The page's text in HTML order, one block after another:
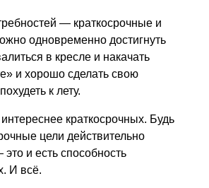
— краткосрочные и
одновременно достигнуть
в кресле и накачать
и хорошо сделать свою
к лету.
краткосрочных. Будь
цели действительно
и есть способность
И всё.